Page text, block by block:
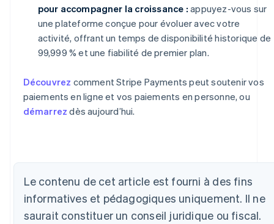
pour accompagner la croissance : appuyez-vous sur
une plateforme conçue pour évoluer avec votre
activité, offrant un temps de disponibilité historique de
99,999 % et une fiabilité de premier plan.
Découvrez comment Stripe Payments peut soutenir vos
paiements en ligne et vos paiements en personne, ou
démarrez dès aujourd’hui.
Le contenu de cet article est fourni à des fins
informatives et pédagogiques uniquement. Il ne
saurait constituer un conseil juridique ou fiscal.
Allemagne
Deutsch English
Australie
English
Autriche